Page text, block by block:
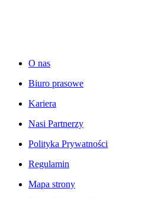
O nas
Biuro prasowe
Kariera
Nasi Partnerzy
Polityka Prywatności
Regulamin
Mapa strony